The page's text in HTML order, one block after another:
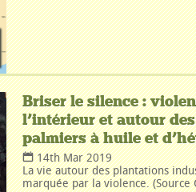
Briser le silence :
l’intérieur et autour
palmiers à huile et
14th Mar 2019
La vie autour des plantations
marquée par la violence. (Source